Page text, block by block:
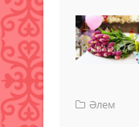
Әлем